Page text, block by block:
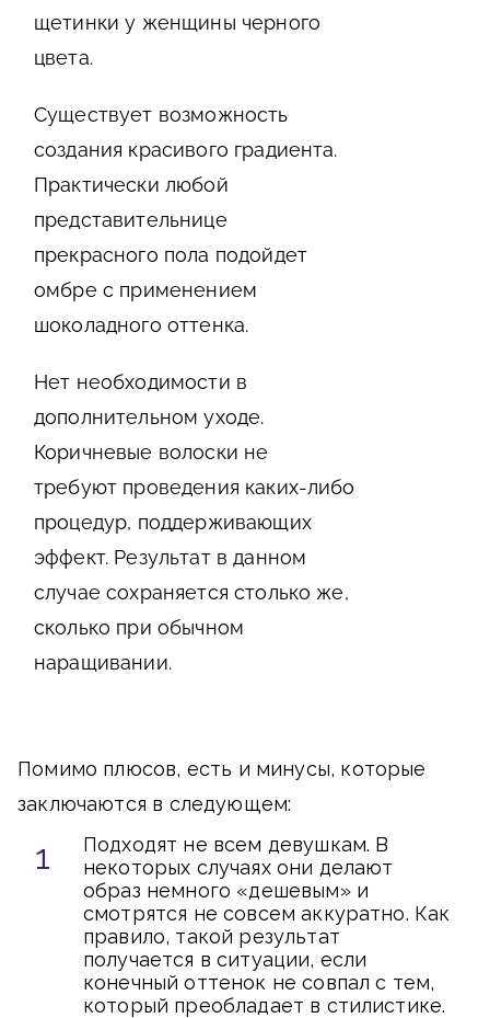
щетинки у женщины черного
цвета.
Существует возможность
создания красивого градиента.
Практически любой
представительнице
прекрасного пола подойдет
омбре с применением
шоколадного оттенка.
Нет необходимости в
дополнительном уходе.
Коричневые волоски не
требуют проведения каких-либо
процедур, поддерживающих
эффект. Результат в данном
случае сохраняется столько же,
сколько при обычном
наращивании.
Помимо плюсов, есть и минусы, которые
заключаются в следующем:
Подходят не всем девушкам. В
некоторых случаях они делают
образ немного «дешевым» и
смотрятся не совсем аккуратно. Как
правило, такой результат
получается в ситуации, если
конечный оттенок не совпал с тем,
который преобладает в стилистике.